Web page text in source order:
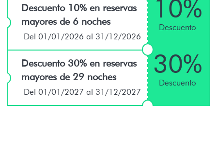
Descuento 10% en reservas
mayores de 6 noches
Del 01/01/2026 al 31/12/2026
10%
Descuento
Descuento 30% en reservas
mayores de 29 noches
Del 01/01/2027 al 31/12/2027
30%
Descuento